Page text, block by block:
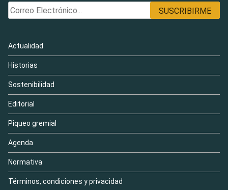
Actualidad
Historias
Sostenibilidad
Editorial
Piqueo gremial
Agenda
Normativa
Términos, condiciones y privacidad